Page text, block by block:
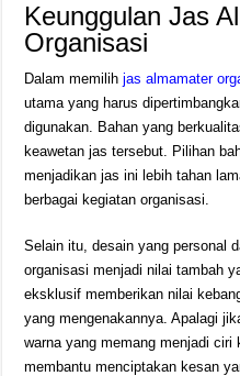
Keunggulan Jas
Organisasi
Dalam memilihjas almamater
utama yang harus
digunakan. Bahan yang
keawetan jas tersebut. Pilihan
menjadikan jas ini lebih tahan
berbagai kegiatan organisasi.
Selain itu, desain yang personal
organisasi menjadi nilai tambah
eksklusif memberikan nilai
yang mengenakannya. Apalagi
warna yang memang menjadi ciri
membantu menciptakan kesan